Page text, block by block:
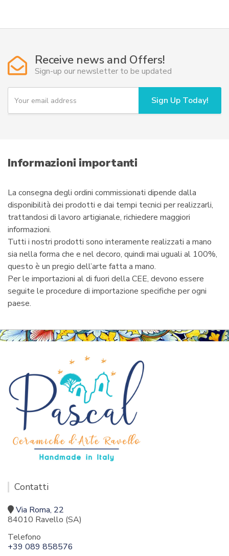
Receive news and Offers!
Sign-up our newsletter to be updated
Y
u
i
l
Sign Up Today!
Informazioni importanti
La consegna degli ordini commissionati dipende dalla
disponibilità dei prodotti e dai tempi tecnici per realizzarli,
trattandosi di lavoro artigianale, richiedere maggiori
informazioni.
Tutti i nostri prodotti sono interamente realizzati a mano
sia nella forma che e nel decoro, quindi mai uguali al 100%,
questo è un pregio dell’arte fatta a mano.
Per le importazioni al di fuori della CEE, devono essere
seguite le procedure di importazione specifiche per ogni
paese.
Contatti
Via Roma, 22
84010 Ravello (SA)
Telefono
+39 089 858576